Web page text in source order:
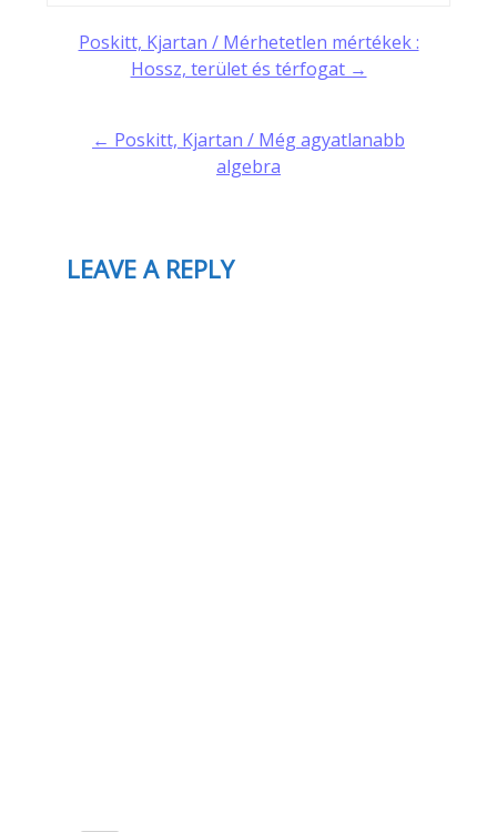
Post
Poskitt, Kjartan / Mérhetetlen mértékek :
Hossz, terület és térfogat →
← Poskitt, Kjartan / Még agyatlanabb
algebra
LEAVE A REPLY